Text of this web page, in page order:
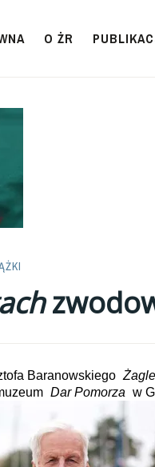
O ŻR
Baranowskiego
Dar Pomorza w